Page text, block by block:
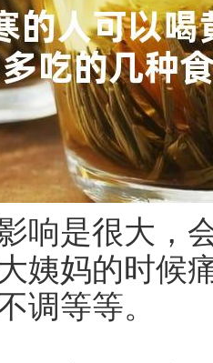
响是很大，
姨妈的时候
调等等。